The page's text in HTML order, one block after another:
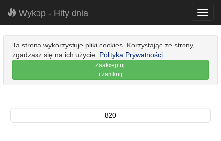
Wykop - Hity dnia
Ta strona wykorzystuje pliki cookies. Korzystając ze strony,
zgadzasz się na ich użycie. Polityka Prywatności
Zaakceptuj
i zamknij
820